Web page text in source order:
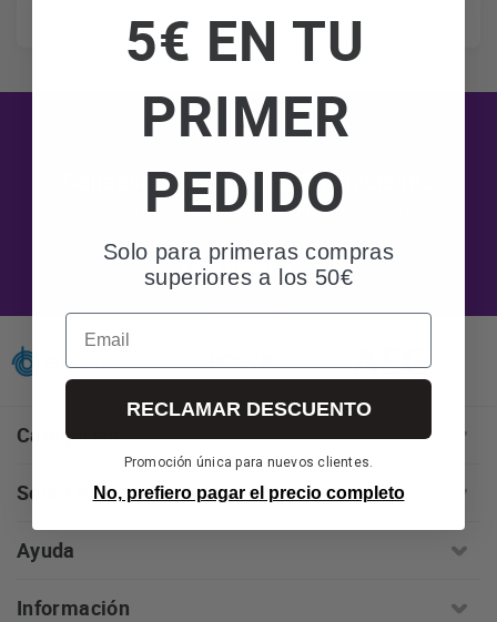
Tiene derecho a acceder, rectificar y suprimir
los datos, así como otros derechos, como se explica en
la información adicional.Información adicional
Ganadores del sorteo 50 aniversario
Consulta si tu compra ha resultado premiada
Ver ganadores
Categorías
Sobre nosotros
Ayuda
Información
5€ EN TU
PRIMER
PEDIDO
Solo para primeras compras
superiores a los 50€
Email
RECLAMAR DESCUENTO
Promoción única para nuevos clientes.
No, prefiero pagar el precio completo